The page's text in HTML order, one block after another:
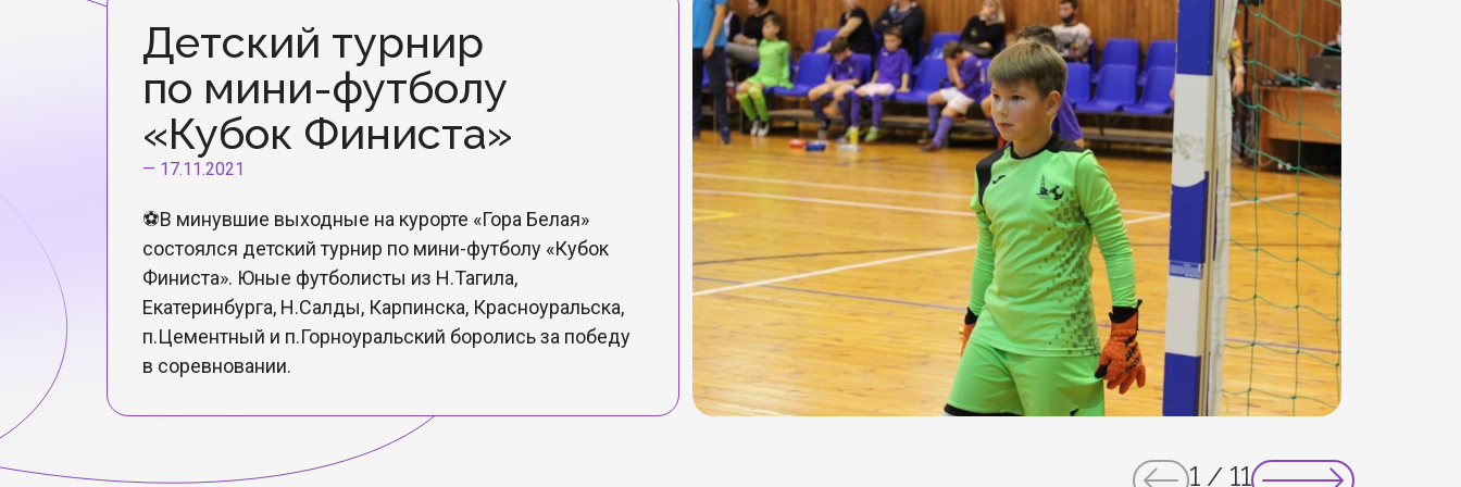
Детский турнир
по мини-футболу
«Кубок Финиста»
— 17.11.2021
⚽В минувшие выходные на курорте «Гора Белая»
состоялся детский турнир по мини-футболу «Кубок
Финиста». Юные футболисты из Н.Тагила,
Екатеринбурга, Н.Салды, Карпинска, Красноуральска,
п.Цементный и п.Горноуральский боролись за победу
в соревновании.
1 / 11